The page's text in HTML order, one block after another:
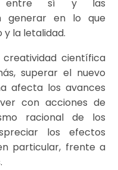
entre sí y las
generar en lo que
la letalidad.
científica
superar el nuevo
afecta los avances
con acciones de
racional de los
los efectos
particular, frente a